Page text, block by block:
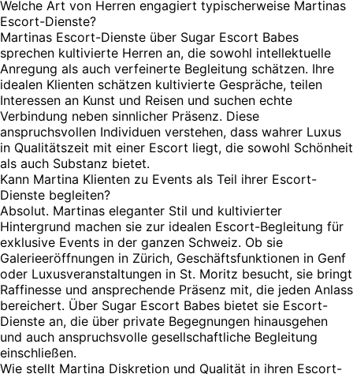
Welche Art von Herren engagiert typischerweise Martinas
Escort-Dienste?
Martinas Escort-Dienste über Sugar Escort Babes
sprechen kultivierte Herren an, die sowohl intellektuelle
Anregung als auch verfeinerte Begleitung schätzen. Ihre
idealen Klienten schätzen kultivierte Gespräche, teilen
Interessen an Kunst und Reisen und suchen echte
Verbindung neben sinnlicher Präsenz. Diese
anspruchsvollen Individuen verstehen, dass wahrer Luxus
in Qualitätszeit mit einer Escort liegt, die sowohl Schönheit
als auch Substanz bietet.
Kann Martina Klienten zu Events als Teil ihrer Escort-
Dienste begleiten?
Absolut. Martinas eleganter Stil und kultivierter
Hintergrund machen sie zur idealen Escort-Begleitung für
exklusive Events in der ganzen Schweiz. Ob sie
Galerieeröffnungen in Zürich, Geschäftsfunktionen in Genf
oder Luxusveranstaltungen in St. Moritz besucht, sie bringt
Raffinesse und ansprechende Präsenz mit, die jeden Anlass
bereichert. Über Sugar Escort Babes bietet sie Escort-
Dienste an, die über private Begegnungen hinausgehen
und auch anspruchsvolle gesellschaftliche Begleitung
einschließen.
Wie stellt Martina Diskretion und Qualität in ihren Escort-